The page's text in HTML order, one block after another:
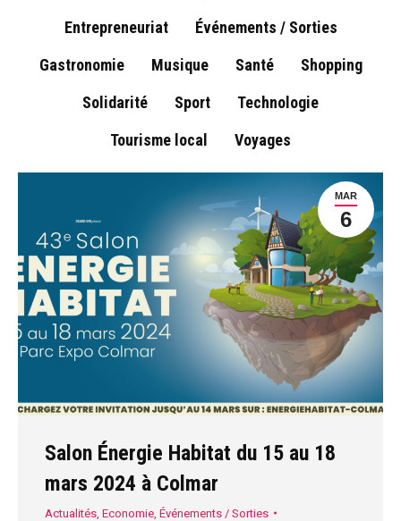
Entrepreneuriat
Événements / Sorties
Gastronomie
Musique Santé
Shopping
Solidarité
Sport
Technologie
Tourisme local
Voyages
MAR
6
Salon Énergie Habitat du 15 au 18
mars 2024 à Colmar
Actualités Economie Événements / Sorties